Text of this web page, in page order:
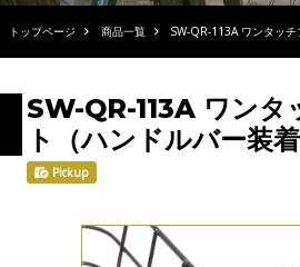
トップページ 商品一覧 SW-QR-113A ワンタッチ
SW-QR-113A ワンタ
ト（ハンドルバー装着
Pickup